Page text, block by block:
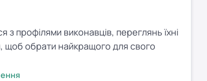
з профілями виконавців, переглянь їхні
щоб обрати найкращого для свого